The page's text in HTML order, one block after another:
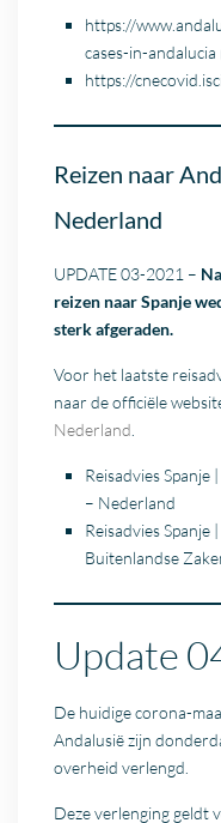
https://
cases-in-andalucia
https://
Reizen naar
Nederland
UPDATE 03-2021 –
reizen naar Spanje
sterk afgeraden.
Voor het laatste
naar de officiële
Nederland.
Reisadvies
– Nederland
Reisadvies
Buitenlandse
Update
De huidige corona-
Andalusië zijn
overheid verlengd.
Deze verlenging geldt